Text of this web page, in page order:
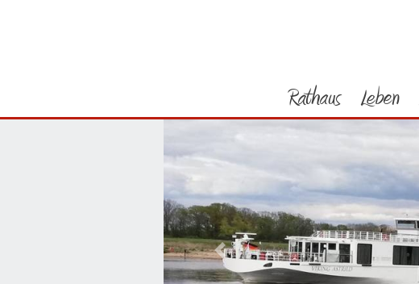
Rathaus Leben
Vorheriges Bild